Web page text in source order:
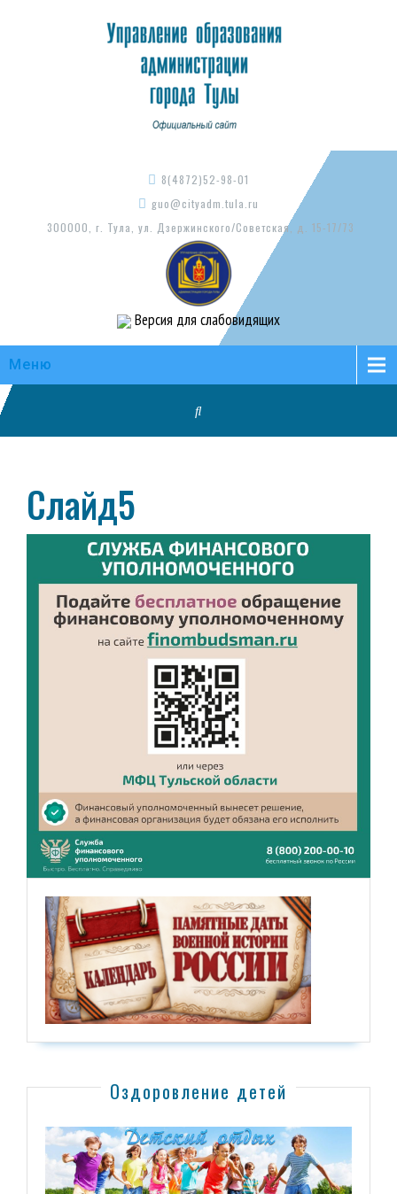
8(4872)52-98-01
guo@cityadm.tula.ru
300000, г. Тула, ул. Дзержинского/Советская, д. 15-17/73
Версия для слабовидящих
Меню
Слайд5
Оздоровление детей